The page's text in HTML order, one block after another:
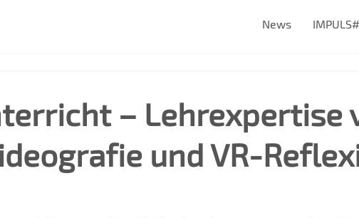
News
– Lehrexpertise
und VR-